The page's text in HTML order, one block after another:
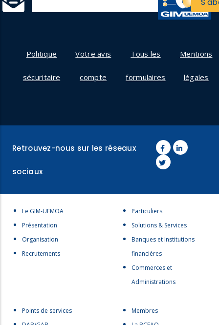
Politique
sécuritaire
Votre avis
compte
Tous les
formulaires
Mentions
légales
Retrouvez-nous sur les réseaux
sociaux
Menu
footer
Le GIM-UEMOA
Présentation
Organisation
Recrutements
Menu
footer
Particuliers
Solutions & Services
Banques et Institutions
financières
Commerces et
Administrations
MenuPoints de services
menuMembres